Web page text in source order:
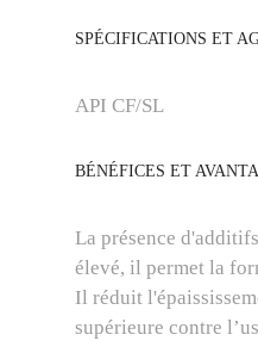
SPÉCIFICATIONS ET
API CF/SL
BÉNÉFICES ET
La présence
élevé, il permet la
Il réduit
supérieure contre